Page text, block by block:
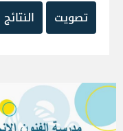
تصويت
النتائج